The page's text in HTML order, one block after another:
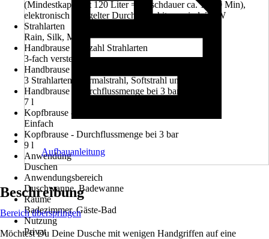
(Mindestkapazität 120 Liter = Duschdauer ca. 15-20 Min),
elektronisch geregelter Durchlauferhitzer mind. 24 W
Strahlarten
Rain, Silk, Mix
Handbrause - Anzahl Strahlarten
3-fach verstellbar
Handbrause - Besonderheiten
3 Strahlarten: Normalstrahl, Softstrahl und Mix
Handbrause - Durchflussmenge bei 3 bar
7 l
Kopfbrause - Anzahl Strahlarten
Einfach
Kopfbrause - Durchflussmenge bei 3 bar
9 l
Anwendung
Duschen
Anwendungsbereich
Duschwanne, Badewanne
Räume
Badezimmer, Gäste-Bad
Nutzung
Privat
Aufbauanleitung
Beschreibung
Bereich überspringen
Möchtest Du Deine Dusche mit wenigen Handgriffen auf eine